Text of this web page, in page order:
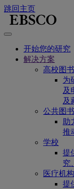
跳回主页
开始您的研究
解决方案
高校图
为
及
及
公共图
助
推
学校
提
究
医疗机构
提